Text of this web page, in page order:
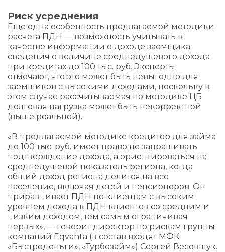
Риск усреднения
Еще одна особенность предлагаемой методики
расчета ПДН — возможность учитывать в
качестве информации о доходе заемщика
сведения о величине среднедушевого дохода
при кредитах до 100 тыс. руб. Эксперты
отмечают, что это может быть невыгодно для
заемщиков с высокими доходами, поскольку в
этом случае рассчитываемая по методике ЦБ
долговая нагрузка может быть некорректной
(выше реальной).
«В предлагаемой методике кредитор для займа
до 100 тыс. руб. имеет право не запрашивать
подтверждение дохода, а ориентироваться на
среднедушевой показатель региона, когда
общий доход региона делится на все
население, включая детей и пенсионеров. Он
приравнивает ПДН по клиентам с высоким
уровнем дохода к ПДН клиентов со средним и
низким доходом, тем самым ограничивая
первых», — говорит директор по рискам группы
компаний Eqvanta (в состав входят МФК
«Быстроденьги», «Турбозайм») ​Сергей Весовщук.